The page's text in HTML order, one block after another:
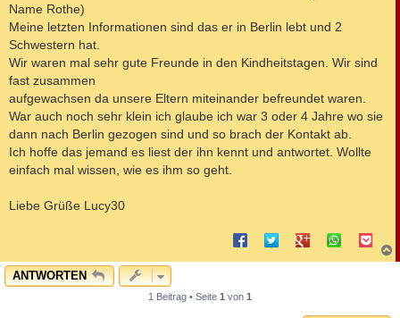
Name Rothe)
Meine letzten Informationen sind das er in Berlin lebt und 2
Schwestern hat.
Wir waren mal sehr gute Freunde in den Kindheitstagen. Wir sind
fast zusammen
aufgewachsen da unsere Eltern miteinander befreundet waren.
War auch noch sehr klein ich glaube ich war 3 oder 4 Jahre wo sie
dann nach Berlin gezogen sind und so brach der Kontakt ab.
Ich hoffe das jemand es liest der ihn kennt und antwortet. Wollte
einfach mal wissen, wie es ihm so geht.
Liebe Grüße Lucy30
a
ANTWORTEN
1 Beitrag • Seite 1 von 1